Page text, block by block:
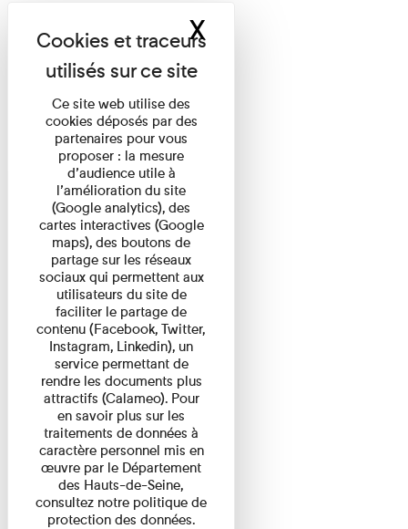
Ce site web utilise des
cookies déposés par des
partenaires pour vous
proposer : la mesure
d’audience utile à
l’amélioration du site
(Google analytics), des
cartes interactives (Google
maps), des boutons de
partage sur les réseaux
sociaux qui permettent aux
utilisateurs du site de
faciliter le partage de
contenu (Facebook, Twitter,
Instagram, Linkedin), un
service permettant de
rendre les documents plus
attractifs (Calameo). Pour
en savoir plus sur les
traitements de données à
caractère personnel mis en
œuvre par le Département
des Hauts-de-Seine,
consultez notre politique de
protection des données.
XMasquer le